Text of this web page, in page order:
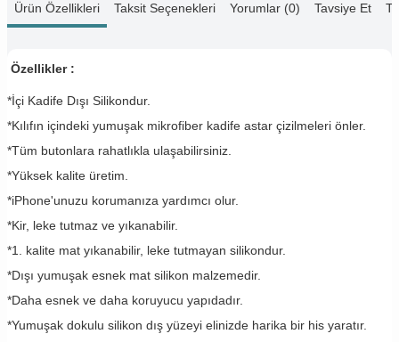
Ürün Özellikleri Taksit Seçenekleri Yorumlar (0) Tavsiye Et
Özellikler :
*İçi Kadife Dışı Silikondur.
*Kılıfın içindeki yumuşak mikrofiber kadife astar çizilmeleri önler.
*Tüm butonlara rahatlıkla ulaşabilirsiniz.
*Yüksek kalite üretim.
*iPhone'unuzu korumanıza yardımcı olur.
*Kir, leke tutmaz ve yıkanabilir.
*1. kalite mat yıkanabilir, leke tutmayan silikondur.
*Dışı yumuşak esnek mat silikon malzemedir.
*Daha esnek ve daha koruyucu yapıdadır.
*Yumuşak dokulu silikon dış yüzeyi elinizde harika bir his yaratır.